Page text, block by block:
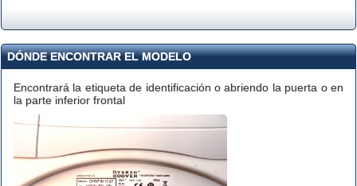
DÓNDE ENCONTRAR EL MODELO
Encontrará la etiqueta de identificación o abriendo la puerta o en
la parte inferior frontal